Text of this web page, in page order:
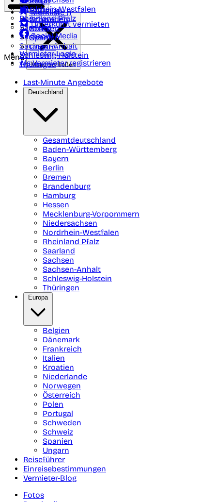
Nordrhein-Westfalen
Rheinland Pfalz
Saarland
Sachsen
Sachsen-Anhalt
Schleswig-Holstein
Thüringen
Portugal
Schweden
Schweiz
Spanien
Ungarn
Merkliste ()
Unterkunft vermieten
Social Media
Vermieter-Login
Als Vermieter registrieren
Menü
Menü schließen
Last-Minute Angebote
Deutschland
Gesamtdeutschland
Baden-Württemberg
Bayern
Berlin
Bremen
Brandenburg
Hamburg
Hessen
Mecklenburg-Vorpommern
Niedersachsen
Nordrhein-Westfalen
Rheinland Pfalz
Saarland
Sachsen
Sachsen-Anhalt
Schleswig-Holstein
Thüringen
Europa
Belgien
Dänemark
Frankreich
Italien
Kroatien
Niederlande
Norwegen
Österreich
Polen
Portugal
Schweden
Schweiz
Spanien
Ungarn
Reiseführer
Einreisebestimmungen
Vermieter-Blog
Fotos